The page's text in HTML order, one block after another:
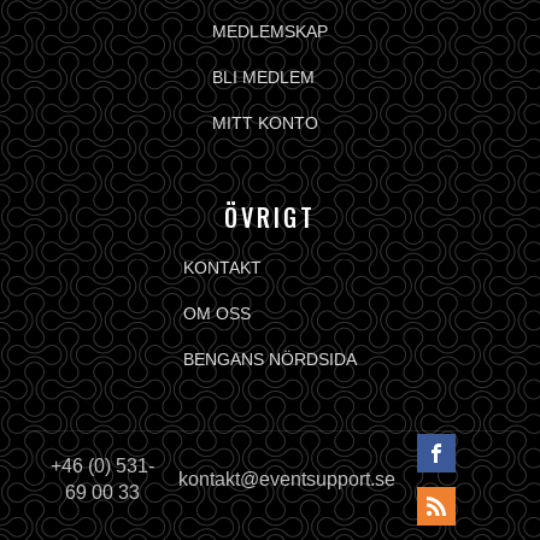
MEDLEMSKAP
BLI MEDLEM
MITT KONTO
ÖVRIGT
KONTAKT
OM OSS
BENGANS NÖRDSIDA
+46 (0) 531-
69 00 33
kontakt@eventsupport.se